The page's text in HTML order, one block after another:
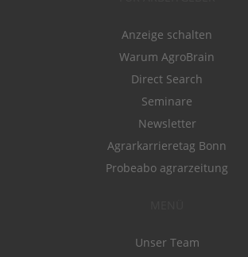
Anzeige schalten
Warum AgroBrain
Direct Search
Seminare
Newsletter
Agrarkarrieretag Bonn
Probeabo agrarzeitung
Unser Team